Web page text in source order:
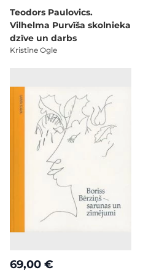
Teodors Paulovics.
Vilhelma Purvīša skolnieka
dzīve un darbs
Kristīne Ogle
69,00 €